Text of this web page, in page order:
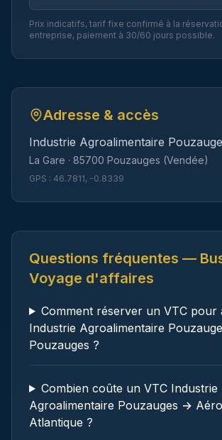
Prix indicatifs, tarif fixe confirmé à la
entreprise, paiement à 30/60 jours possible.
Adresse & accès
Industrie Agroalimentaire
La Gare · 85700 Pouzauges (Vendée)
GPS : 46.7811, -0.8339
Questions fréquentes —
Voyage d'affaires
Comment réserver un VTC pour
Industrie Agroalimentaire
Pouzauges ?
Combien coûte un VTC Industrie
Agroalimentaire Pouzauges →
Atlantique ?